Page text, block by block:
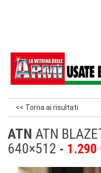
<< Torna ai risultati
ATN ATN
640×512
1.290